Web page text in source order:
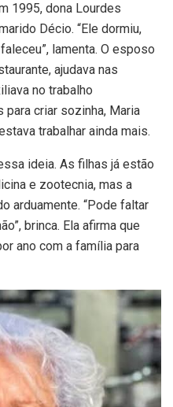
1995, dona Lourdes
Décio. “Ele dormiu,
lamenta. O esposo
ajudava nas
no trabalho
para criar sozinha, Maria
trabalhar ainda mais.
ideia. As filhas já estão
e zootecnia, mas a
arduamente. “Pode faltar
brinca. Ela afirma que
ano com a família para